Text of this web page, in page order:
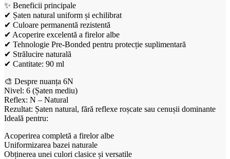
✨ Beneficii principale
✔ Șaten natural uniform și echilibrat
✔ Culoare permanentă rezistentă
✔ Acoperire excelentă a firelor albe
✔ Tehnologie Pre-Bonded pentru protecție suplimentară
✔ Strălucire naturală
✔ Cantitate: 90 ml
🎨 Despre nuanța 6N
Nivel: 6 (Șaten mediu)
Reflex: N – Natural
Rezultat: Șaten natural, fără reflexe roșcate sau cenușii dominante
Ideală pentru:
Acoperirea completă a firelor albe
Uniformizarea bazei naturale
Obținerea unei culori clasice și versatile